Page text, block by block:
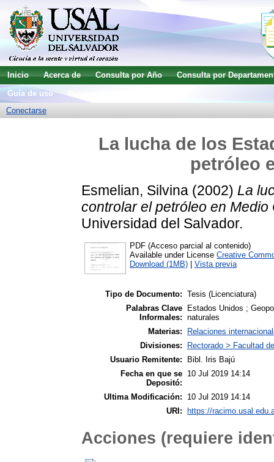
Inicio Acerca de Consulta por Año
Consulta por
Guía de uso
Conectarse
La lucha de los
petróleo
Esmelian, Silvina (2002) La
controlar el petróleo en Medio
Universidad del Salvador.
PDF (Acceso parcial al contenido)
Available under License Creative
Download (1MB)
Vista previa
Tipo de Documento: Tesis (Licenciatura)
Palabras Clave
Informales:
Estados Unidos ;
naturales
Materias:
Relaciones
Divisiones:
Rectorado > Facultad
Usuario Remitente:
Bibl. Iris Bajú
Fecha en que se
Depositó:
10 Jul 2019 14:14
Ultima Modificación:
10 Jul 2019 14:14
URI:
https://
Acciones (requiere